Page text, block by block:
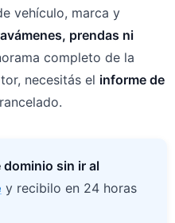
vehículo, marca y
prendas ni
completo de la
necesitás el informe de
sin ir al
y recibilo en 24 horas